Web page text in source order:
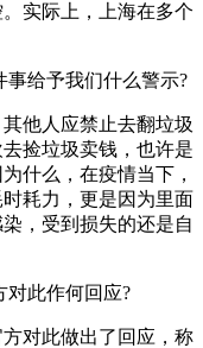
实际上，上海在多个
给予我们什么警示?
他人应禁止去翻垃圾
捡垃圾卖钱，也许是
什么，在疫情当下，
耗力，更是因为里面
，受到损失的还是自
对此作何回应?
对此做出了回应，称